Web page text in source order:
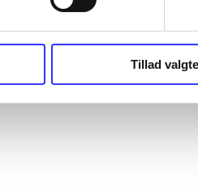
Tillad valgte